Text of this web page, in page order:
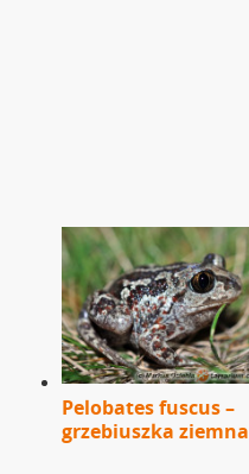
Pelobates fuscus –
grzebiuszka ziemna